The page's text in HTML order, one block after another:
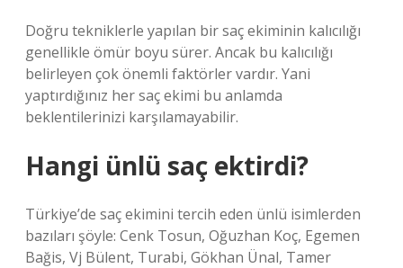
Doğru tekniklerle yapılan bir saç ekiminin kalıcılığı
genellikle ömür boyu sürer. Ancak bu kalıcılığı
belirleyen çok önemli faktörler vardır. Yani
yaptırdığınız her saç ekimi bu anlamda
beklentilerinizi karşılamayabilir.
Hangi ünlü saç ektirdi?
Türkiye’de saç ekimini tercih eden ünlü isimlerden
bazıları şöyle: Cenk Tosun, Oğuzhan Koç, Egemen
Bağis, Vj Bülent, Turabi, Gökhan Ünal, Tamer